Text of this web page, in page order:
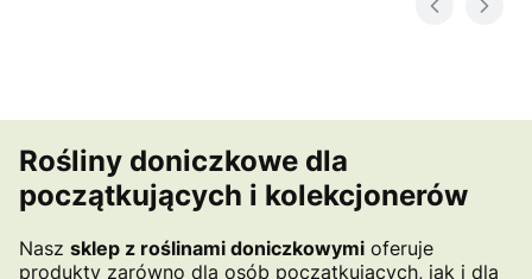
Rośliny doniczkowe dla
początkujących i kolekcjonerów
Nasz sklep z roślinami doniczkowymi oferuje
produkty zarówno dla osób początkujących, jak i dla